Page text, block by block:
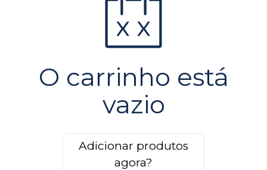
O carrinho está
vazio
Adicionar produtos
agora?